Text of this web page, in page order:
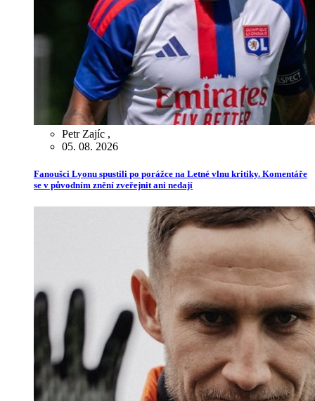
Petr Zajíc ,
05. 08. 2026
Fanoušci Lyonu spustili po porážce na Letné vlnu kritiky. Komentáře
se v původním znění zveřejnit ani nedají